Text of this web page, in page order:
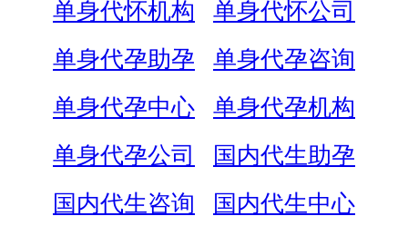
单身代怀机构
单身代怀公司
单身代孕助孕
单身代孕咨询
单身代孕中心
单身代孕机构
单身代孕公司
国内代生助孕
国内代生咨询
国内代生中心